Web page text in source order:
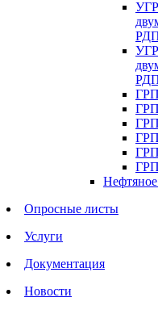
Опросные листы
Услуги
Документация
Новости